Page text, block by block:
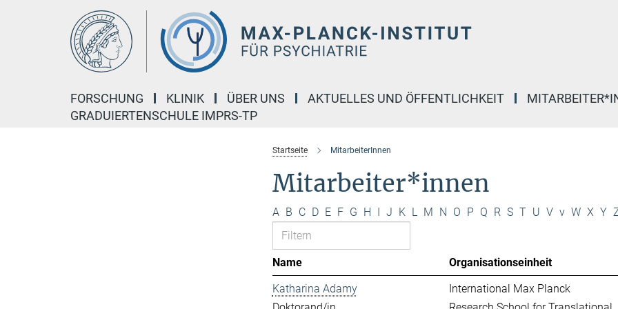
FORSCHUNG KLINIK ÜBER UNS AKTUELLES UND ÖFFENTLICHKEIT
GRADUIERTENSCHULE IMPRS-TP
Startseite MitarbeiterInnen
Mitarbeiter*innen
A B C D E F G H I J K L M N O P Q R S T U V v W X Y
Name
Organisationseinheit
Katharina Adamy
International Max Planck